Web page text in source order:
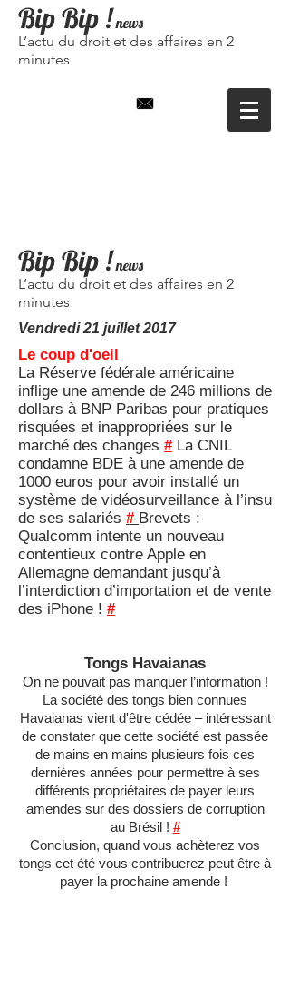
Bip Bip ! news
L’actu du droit et des affaires en 2
minutes
Bip Bip ! news
L’actu du droit et des affaires en 2
minutes
Vendredi 21 juillet2017
Le coup d'oeil
La Réserve fédérale américaine
inflige une amende de 246 millions de
dollars à BNP Paribas pour pratiques
risquées et inappropriées sur le
marché des changes #La CNIL
condamne BDE à une amende de
1000 euros pour avoir installé un
système de vidéosurveillance à l’insu
de ses salariés # Brevets :
Qualcomm intente un nouveau
contentieux contre Apple en
Allemagne demandant jusqu’à
l’interdiction d’importation et de vente
des iPhone ! #
Tongs Havaianas
On ne pouvait pas manquer l’information !
La société des tongs bien connues
Havaianas vient d'être cédée – intéressant
de constater que cette société est passée
de mains en mains plusieurs fois ces
dernières années pour permettre à ses
différents propriétaires de payer leurs
amendes sur des dossiers de corruption
au Brésil ! #
Conclusion, quand vous achèterez vos
tongs cet été vous contribuerez peut être à
payer la prochaine amende !